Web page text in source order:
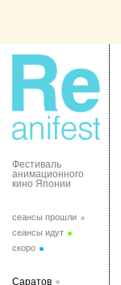
Фестиваль
анимационного
кино Японии
сеансы прошли
сеансы идут
скоро
Саратов